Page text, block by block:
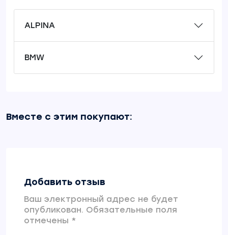
ALPINA
BMW
Вместе с этим покупают:
Добавить отзыв
Ваш электронный адрес не будет
опубликован. Обязательные поля
отмечены *